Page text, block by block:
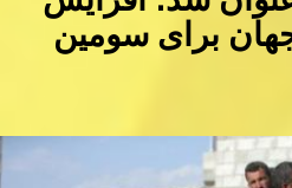
برای سومین